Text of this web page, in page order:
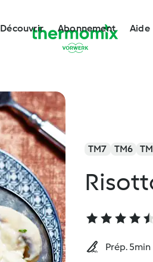
Découvrir Abonnement Aide
TM7 TM6
Prép. 5min